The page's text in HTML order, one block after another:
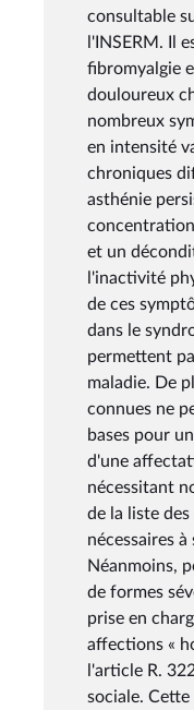
consultable
l'INSERM. Il
fibromyalgie
douloureux
nombreux
en intensité
chroniques
asthénie
et un
l'inactivité
de ces
dans le
permettent
maladie. De
connues ne
bases pour
d'une
nécessitant
de la liste
nécessaires à
Néanmoins,
de formes
prise en
affections «
l'article R.
sociale.